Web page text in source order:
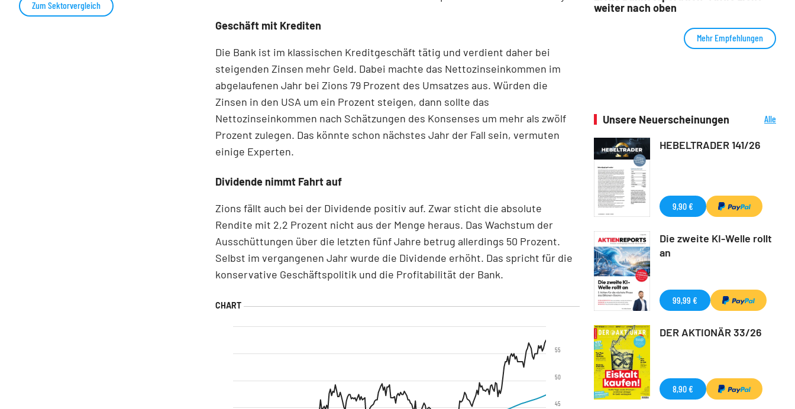
Geschäft mit Krediten
Die Bank ist im klassischen Kreditgeschäft tätig und verdient daher bei
steigenden Zinsen mehr Geld. Dabei machte das Nettozinseinkommen im
abgelaufenen Jahr bei Zions 79 Prozent des Umsatzes aus. Würden die
Zinsen in den USA um ein Prozent steigen, dann sollte das
Nettozinseinkommen nach Schätzungen des Konsenses um mehr als zwölf
Prozent zulegen. Das könnte schon nächstes Jahr der Fall sein, vermuten
einige Experten.
Dividende nimmt Fahrt auf
Zions fällt auch bei der Dividende positiv auf. Zwar sticht die absolute
Rendite mit 2,2 Prozent nicht aus der Menge heraus. Das Wachstum der
Ausschüttungen über die letzten fünf Jahre betrug allerdings 50 Prozent.
Selbst im vergangenen Jahr wurde die Dividende erhöht. Das spricht für die
konservative Geschäftspolitik und die Profitabilität der Bank.
45
50
55
Zum Sektorvergleich
weiter nach oben
Mehr Empfehlungen
Unsere Neuerscheinungen
Alle
HEBELTRADER 141/26
9,90 €
Die zweite KI-Welle rollt
an
99,99 €
DER AKTIONÄR 33/26
8,90 €